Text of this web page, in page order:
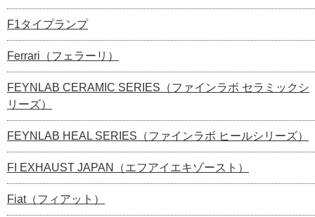
F1タイプランプ
Ferrari（フェラーリ）
FEYNLAB CERAMIC SERIES（ファインラボ セラミックシ
リーズ）
FEYNLAB HEAL SERIES（ファインラボ ヒールシリーズ）
FI EXHAUST JAPAN（エフアイエキゾースト）
Fiat（フィアット）